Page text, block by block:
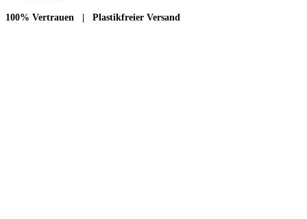
100% Vertrauen | Plastikfreier Versand